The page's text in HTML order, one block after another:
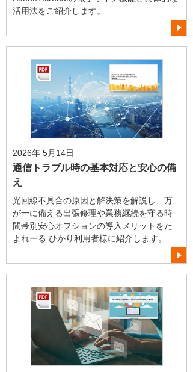
活用法をご紹介します。
2026年 5月14日
通信トラブル時の基本対応と安心の備
え
光回線不具合の原因と解決策を解説し、万
が一に備える出張修理や業務継続を守る時
間帯別安心オプションの導入メリットをた
よれーる ひかり利用者様に紹介します。